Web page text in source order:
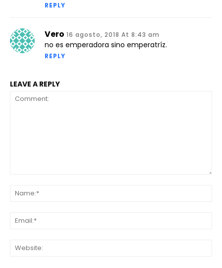
REPLY
Vero 16 agosto, 2018 At 8:43 am
no es emperadora sino emperatríz.
REPLY
LEAVE A REPLY